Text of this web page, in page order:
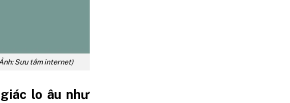
Sưu tầm internet)
lo âu như